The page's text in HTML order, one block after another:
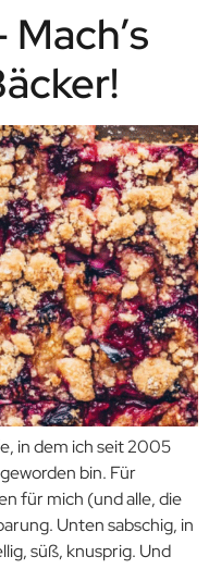
in dem ich seit 2005
bin. Für
für mich (und alle, die
Unten sabschig, in
süß, knusprig. Und